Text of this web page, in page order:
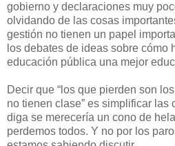
gobierno y declaraciones muy
olvidando de las cosas
gestión no tienen un papel
los debates de ideas sobre cómo
educación pública una mejor
Decir que “los que pierden son
no tienen clase” es simplificar las
diga se merecería un cono de
perdemos todos. Y no por los